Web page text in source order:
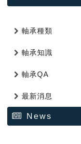
軸承種類
軸承知識
軸承QA
最新消息
News